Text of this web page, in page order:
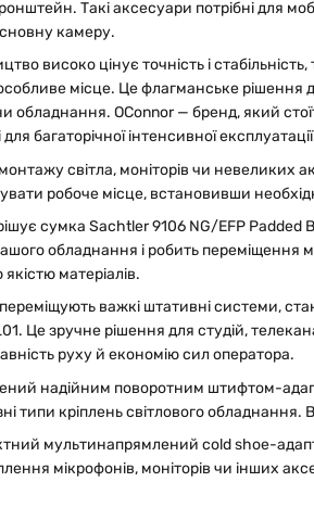
Такі аксесуари потрібні для
камеру.
високо цінує точність і
місце. Це флагманське рішення
обладнання. OConnor — бренд, який
багаторічної інтенсивної
світла, моніторів чи невеликих
робоче місце, встановивши
сумка Sachtler 9106 NG/EFP Padded
обладнання і робить переміщення
матеріалів.
важкі штативні системи,
Це зручне рішення для студій,
руху й економію сил оператора.
надійним поворотним штифтом-
типи кріплень світлового
мультинапрямлений cold shoe-
мікрофонів, моніторів чи інших